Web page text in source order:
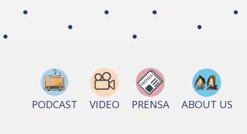
PODCAST VIDEO PRENSA ABOUT US